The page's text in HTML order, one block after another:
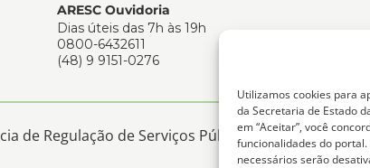
Utilizamos cookies para
da Secretaria de Estado
em “Aceitar”, você
funcionalidades do
necessários serão
ARESC Ouvidoria
Dias úteis das 7h às 19h
0800-6432611
(48) 9 9151-0276
de Regulação de Serviços Públicos de Santa